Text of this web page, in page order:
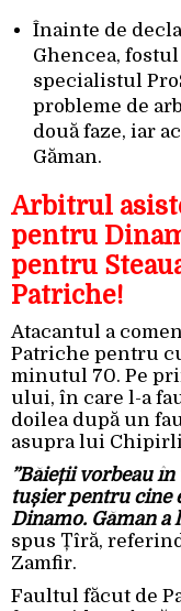
Înainte de
Ghencea,
specialistul
probleme de
două faze, iar
Găman.
Arbitrul
pentru
pentru
Patriche!
Atacantul a
Patriche pentru
minutul 70. Pe
ului, în care l-a
doilea după un
asupra lui
”Băieții vorbeau
tușier pentru cine
Dinamo. Găman a
spus Țîră,
Zamfir.
Faultul făcut de